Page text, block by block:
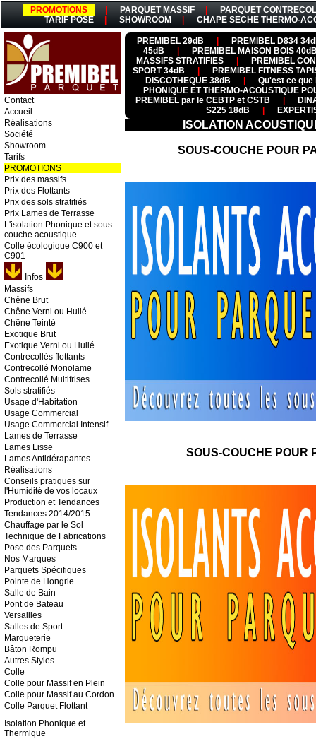
PROMOTIONS PARQUET MASSIF
PARQUET
TARIF POSE
SHOWROOM CHAPE SECHE THERMO-
Contact
Accueil
Réalisations
Société
Showroom
Tarifs
PROMOTIONS
Prix des massifs
Prix des Flottants
Prix des sols stratifiés
Prix Lames de Terrasse
L'isolation Phonique et sous
couche acoustique
Colle écologique C900 et
C901
Infos
Massifs
Chêne Brut
Chêne Verni ou Huilé
Chêne Teinté
Exotique Brut
Exotique Verni ou Huilé
Contrecollés flottants
Contrecollé Monolame
Contrecollé Multifrises
Sols stratifiés
Usage d'Habitation
Usage Commercial
Usage Commercial Intensif
Lames de Terrasse
Lames Lisse
Lames Antidérapantes
Réalisations
Conseils pratiques sur
l'Humidité de vos locaux
Production et Tendances
Tendances 2014/2015
Chauffage par le Sol
Technique de Fabrications
Pose des Parquets
Nos Marques
Parquets Spécifiques
Pointe de Hongrie
Salle de Bain
Pont de Bateau
Versailles
Salles de Sport
Marqueterie
Bâton Rompu
Autres Styles
Colle
Colle pour Massif en Plein
Colle pour Massif au Cordon
Colle Parquet Flottant
Isolation Phonique et
Thermique
PREMIBEL 29dB
PREMIBEL D834
45dB
PREMIBEL MAISON BOIS
MASSIFS STRATIFIES
PREMIBEL
SPORT 34dB
PREMIBEL FITNESS
DISCOTHEQUE 38dB
Qu'est ce que
PHONIQUE ET THERMO-ACOUSTIQUE
PREMIBEL par le CEBTP et CSTB
S225 18dB
ISOLATION
SOUS-COUCHE POUR
SOUS-COUCHE POUR